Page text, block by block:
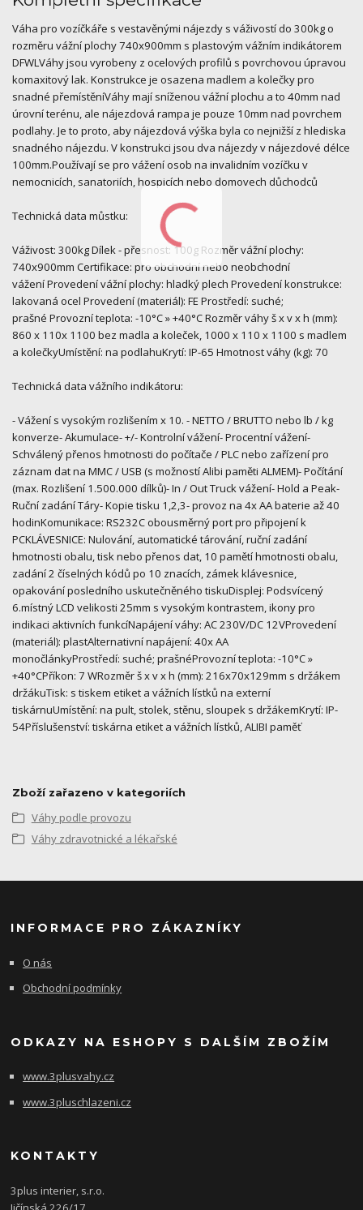
Váha pro vozíčkáře s vestavěnými nájezdy s váživostí do 300kg o
rozměru vážní plochy 740x900mm s plastovým vážním indikátorem
DFWLVáhy jsou vyrobeny z ocelových profilů s povrchovou úpravou
komaxitový lak. Konstrukce je osazena madlem a kolečky pro
snadné přemístěníVáhy mají sníženou vážní plochu a to 40mm nad
úrovní terénu, ale nájezdová rampa je pouze 10mm nad povrchem
podlahy. Je to proto, aby nájezdová výška byla co nejnižší z hlediska
snadného nájezdu. V konstrukci jsou dva nájezdy v nájezdové délce
100mm.Používají se pro vážení osob na invalidním vozíčku v
nemocnicích, sanatoriích, hospicích nebo domovech důchodců
Technická data můstku:
Váživost: 300kg Dílek - přesnost: 100g Rozměr vážní plochy:
740x900mm Certifikace: pro obchodní nebo neobchodní
vážení Provedení vážní plochy: hladký plech Provedení konstrukce:
lakovaná ocel Provedení (materiál): FE Prostředí: suché;
prašné Provozní teplota: -10°C » +40°C Rozměr váhy š x v x h (mm):
860 x 110x 1100 bez madla a koleček, 1000 x 110 x 1100 s madlem
a kolečkyUmístění: na podlahuKrytí: IP-65 Hmotnost váhy (kg): 70
Technická data vážního indikátoru:
- Vážení s vysokým rozlišením x 10. - NETTO / BRUTTO nebo lb / kg
konverze- Akumulace- +/- Kontrolní vážení- Procentní vážení-
Schválený přenos hmotnosti do počítače / PLC nebo zařízení pro
záznam dat na MMC / USB (s možností Alibi paměti ALMEM)- Počítání
(max. Rozlišení 1.500.000 dílků)- In / Out Truck vážení- Hold a Peak-
Ruční zadání Táry- Kopie tisku 1,2,3- provoz na 4x AA baterie až 40
hodinKomunikace: RS232C obousměrný port pro připojení k
PCKLÁVESNICE: Nulování, automatické tárování, ruční zadání
hmotnosti obalu, tisk nebo přenos dat, 10 pamětí hmotnosti obalu,
zadání 2 číselných kódů po 10 znacích, zámek klávesnice,
opakování posledního uskutečněného tiskuDisplej: Podsvícený
6.místný LCD velikosti 25mm s vysokým kontrastem, ikony pro
indikaci aktivních funkcíNapájení váhy: AC 230V/DC 12VProvedení
(materiál): plastAlternativní napájení: 40x AA
monočlánkyProstředí: suché; prašnéProvozní teplota: -10°C »
+40°CPříkon: 7 WRozměr š x v x h (mm): 216x70x129mm s držákem
držákuTisk: s tiskem etiket a vážních lístků na externí
tiskárnuUmístění: na pult, stolek, stěnu, sloupek s držákemKrytí: IP-
54Příslušenství: tiskárna etiket a vážních lístků, ALIBI paměť
Zboží zařazeno v kategoriích
Váhy podle provozu
Váhy zdravotnické a lékařské
INFORMACE PRO ZÁKAZNÍKY
O nás
Obchodní podmínky
ODKAZY NA ESHOPY S DALŠÍM ZBOŽÍM
www.3plusvahy.cz
www.3pluschlazeni.cz
KONTAKTY
3plus interier, s.r.o.